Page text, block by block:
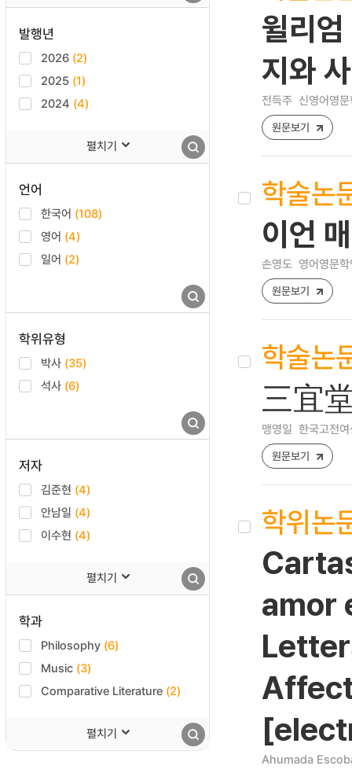
발행년
2026 (2)
2025 (1)
2024 (4)
펼치기
언어
한국어 (108)
영어 (4)
일어 (2)
학위유형
박사 (35)
석사 (6)
저자
김준현 (4)
안남일 (4)
이수현 (4)
펼치기
학과
Philosophy (6)
Music (3)
Comparative Literature (2)
펼치기
윌리
지와
전득주 신영어영
원문보기
학술논
이언
손영도 영어영문
원문보기
학술논
三宜
맹영일 한국고전
원문보기
학위논
amor
Ahumada